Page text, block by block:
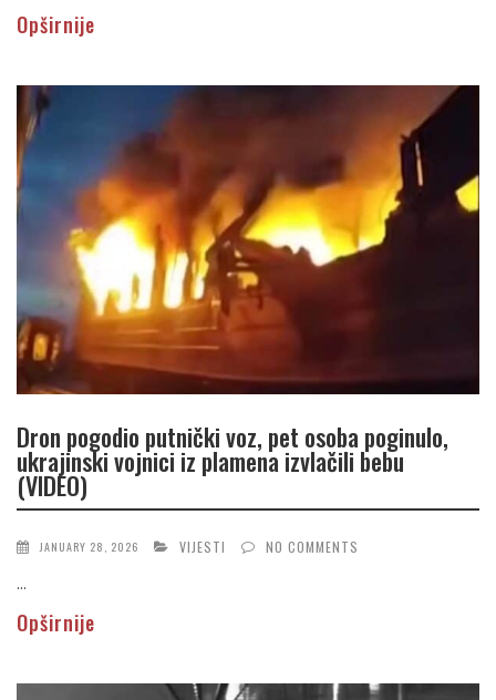
Opširnije
Dron pogodio putnički voz, pet osoba poginulo,
ukrajinski vojnici iz plamena izvlačili bebu
(VIDEO)
JANUARY 28, 2026 VIJESTI NO COMMENTS
...
Opširnije